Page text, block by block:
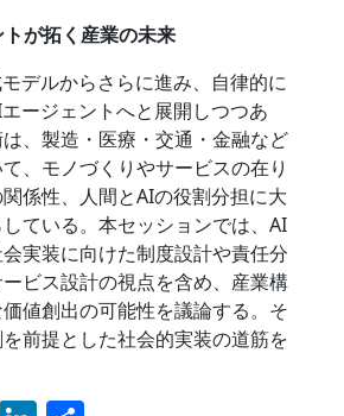
が拓く産業の未来
デルからさらに進み、自律的に
ージェントへと展開しつつあ
、製造・医療・交通・金融など
、モノづくりやサービスの在り
係性、人間とAIの役割分担に大
ている。本セッションでは、AI
実装に向けた制度設計や責任分
ビス設計の視点を含め、産業構
値創出の可能性を議論する。そ
前提とした社会的実装の道筋を